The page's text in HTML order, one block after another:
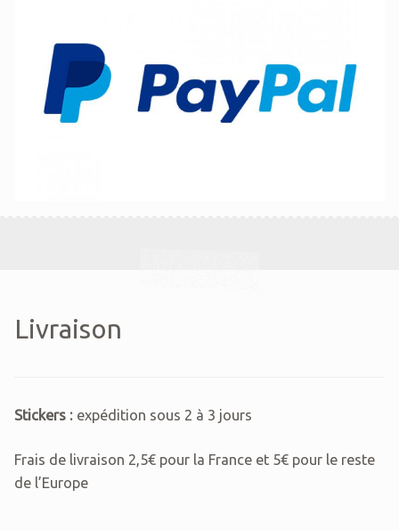
Livraison
Stickers : expédition sous 2 à 3 jours
Frais de livraison 2,5€ pour la France et 5€ pour le reste
de l’Europe